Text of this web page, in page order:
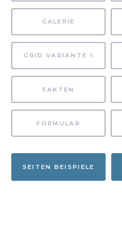
GALERIE
GRID VARIANTE 1
FAKTEN
FORMULAR
SEITEN BEISPIELE